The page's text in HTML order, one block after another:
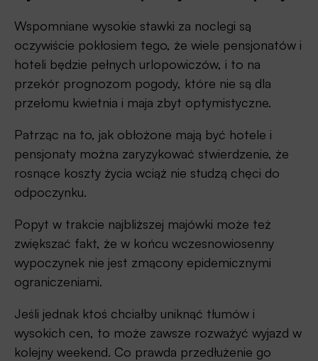
Wspomniane wysokie stawki za noclegi są
oczywiście pokłosiem tego, że wiele pensjonatów i
hoteli będzie pełnych urlopowiczów, i to na
przekór prognozom pogody, które nie są dla
przełomu kwietnia i maja zbyt optymistyczne.
Patrząc na to, jak obłożone mają być hotele i
pensjonaty można zaryzykować stwierdzenie, że
rosnące koszty życia wciąż nie studzą chęci do
odpoczynku.
Popyt w trakcie najbliższej majówki może też
zwiększać fakt, że w końcu wczesnowiosenny
wypoczynek nie jest zmącony epidemicznymi
ograniczeniami.
Jeśli jednak ktoś chciałby uniknąć tłumów i
wysokich cen, to może zawsze rozważyć wyjazd w
kolejny weekend. Co prawda przedłużenie go